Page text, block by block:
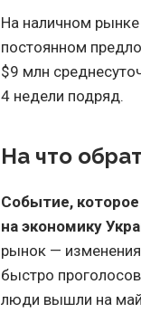
На наличном
постоянном
$9 млн
4 недели подряд.
На что
Событие,
на экономику
рынок —
быстро
люди вышли на